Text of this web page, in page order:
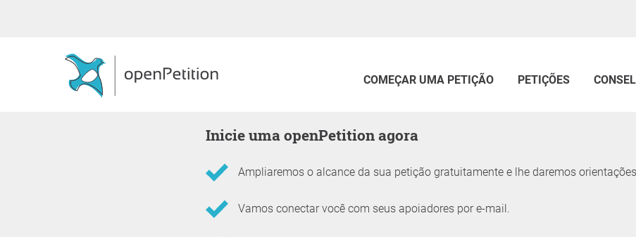
COMEÇAR UMA PETIÇÃO PETIÇÕES
Inicie uma openPetition agora
Ampliaremos o alcance da sua petição gratuitamente e lhe daremos
Vamos conectar você com seus apoiadores por e-mail.